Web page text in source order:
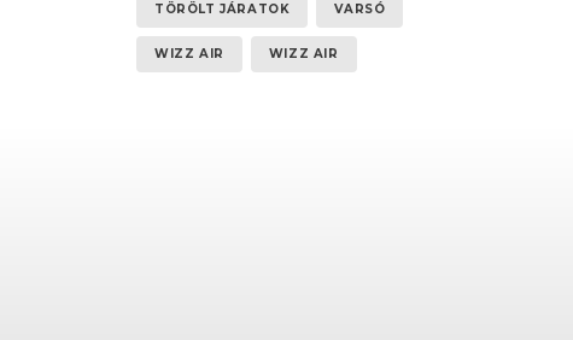
TÖRÖLT JÁRATOK VARSÓ
WIZZ AIR WIZZ AIR